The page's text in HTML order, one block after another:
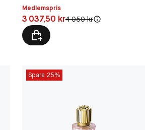
Medlemspris
Pris: 3 037,50 kr
3 037,50 krOriginal pris:
4 050 kr
Spara 25%